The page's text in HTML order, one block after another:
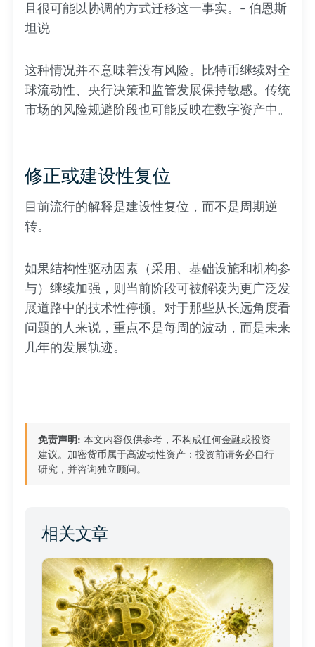
且很可能以协调的方式迁移这一事实。- 伯恩斯
坦说
这种情况并不意味着没有风险。比特币继续对全
球流动性、央行决策和监管发展保持敏感。传统
市场的风险规避阶段也可能反映在数字资产中。
修正或建设性复位
目前流行的解释是建设性复位，而不是周期逆
转。
如果结构性驱动因素（采用、基础设施和机构参
与）继续加强，则当前阶段可被解读为更广泛发
展道路中的技术性停顿。对于那些从长远角度看
问题的人来说，重点不是每周的波动，而是未来
几年的发展轨迹。
免责声明: 本文内容仅供参考，不构成任何金融或投资
建议。加密货币属于高波动性资产：投资前请务必自行
研究，并咨询独立顾问。
相关文章